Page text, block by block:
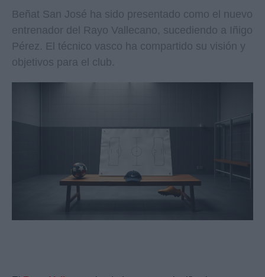
Beñat San José ha sido presentado como el nuevo
entrenador del Rayo Vallecano, sucediendo a Iñigo
Pérez. El técnico vasco ha compartido su visión y
objetivos para el club.